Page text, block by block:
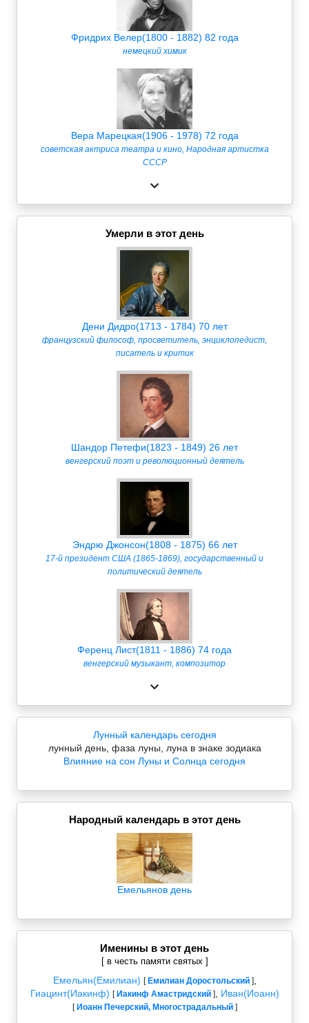
Фридрих Велер(1800 - 1882) 82 года
немецкий химик
Вера Марецкая(1906 - 1978) 72 года
советская актриса театра и кино, Народная артистка
СССР
Умерли в этот день
Дени Дидро(1713 - 1784) 70 лет
французский философ, просветитель, энциклопедист,
писатель и критик
Шандор Петефи(1823 - 1849) 26 лет
венгерский поэт и революционный деятель
Эндрю Джонсон(1808 - 1875) 66 лет
17-й президент США (1865-1869), государственный и
политический деятель
Ференц Лист(1811 - 1886) 74 года
венгерский музыкант, композитор
Лунный календарь сегодня
лунный день, фаза луны, луна в знаке зодиака
Влияние на сон Луны и Солнца сегодня
Народный календарь в этот день
Емельянов день
Именины в этот день
[ в честь памяти святых ]
Емельян(Емилиан) [ Емилиан Доростольский],
Гиацинт(Иакинф) [ Иакинф Амастридский], Иван(Иоанн)
[ Иоанн Печерский, Многострадальный]